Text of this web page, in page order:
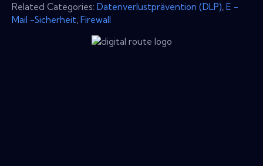
Related Categories: Datenverlustprävention (DLP) E -
Mail -Sicherheit Firewall